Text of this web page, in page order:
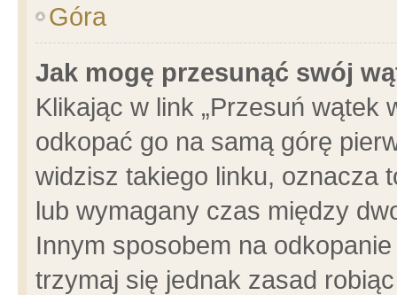
Góra
Jak mogę przesunąć swój
Klikając w link „Przesuń wątek
odkopać go na samą górę
widzisz takiego linku, oznacza
lub wymagany czas między
Innym sposobem na
trzymaj się jednak zasad